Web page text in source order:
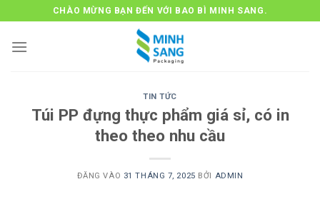
qua
nội
CHÀO MỪNG BẠN ĐẾN VỚI BAO BÌ MINH SANG.
TIN TỨC
Túi PP đựng thực phẩm giá sỉ, có in
theo theo nhu cầu
ĐĂNG VÀO 31 THÁNG 7, 2025 BỞI ADMIN